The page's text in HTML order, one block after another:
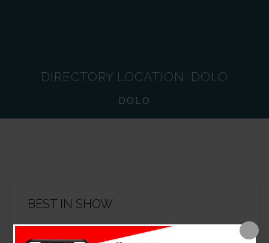
DIRECTORY LOCATION: DOLO
DOLO
BEST IN SHOW
negozio animali a Dolo, provincia di Venezia